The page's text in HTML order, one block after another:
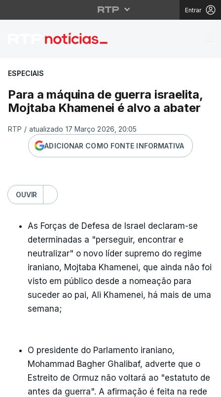
Entrar
Para a máquina de
ESPECIAIS
Para a máquina de guerra israelita,
Mojtaba Khamenei é alvo a abater
RTP / atualizado 17 Março 2026, 20:05
ADICIONAR COMO FONTE INFORMATIVA
OUVIR
As Forças de Defesa de Israel declaram-se
determinadas a "perseguir, encontrar e
neutralizar" o novo líder supremo do regime
iraniano, Mojtaba Khamenei, que ainda não foi
visto em público desde a nomeação para
suceder ao pai, Ali Khamenei, há mais de uma
semana;
O presidente do Parlamento iraniano,
Mohammad Bagher Ghalibaf, adverte que o
Estreito de Ormuz não voltará ao "estatuto de
antes da guerra". A afirmação é feita na rede